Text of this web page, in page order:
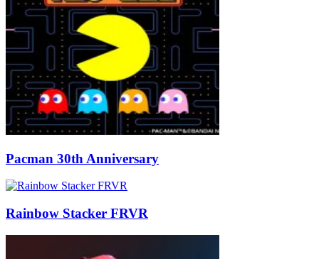
Pacman 30th Anniversary
Rainbow Stacker FRVR